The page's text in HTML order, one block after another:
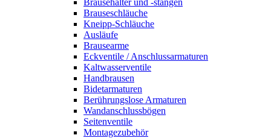
Brauseschläuche
Kneipp-Schläuche
Ausläufe
Brausearme
Eckventile / Anschlussarmaturen
Kaltwasserventile
Handbrausen
Bidetarmaturen
Berührungslose Armaturen
Wandanschlussbögen
Seitenventile
Montagezubehör